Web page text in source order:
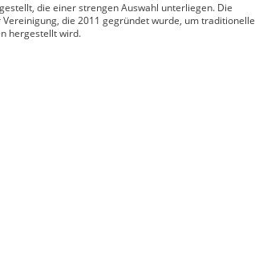
die einer strengen Auswahl unterliegen. Die
die 2011 gegründet wurde, um traditionelle
hergestellt wird.